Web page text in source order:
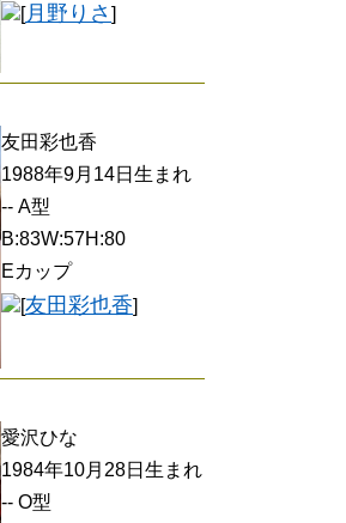
月野りさ
友田彩也香
1988年9月14日生まれ
-- A型
B:83W:57H:80
Eカップ
友田彩也香
愛沢ひな
1984年10月28日生まれ
-- O型